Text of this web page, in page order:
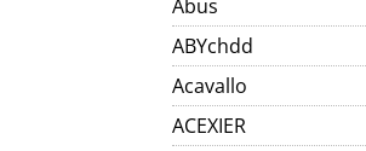
Abus
ABYchdd
Acavallo
ACEXIER